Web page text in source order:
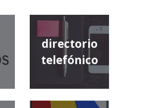
directorio
telefónico